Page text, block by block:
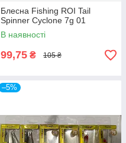
Блесна Fishing ROI Tail
Spinner Cyclone 7g 01
В наявності
99,75 ₴ 105 ₴
–5%